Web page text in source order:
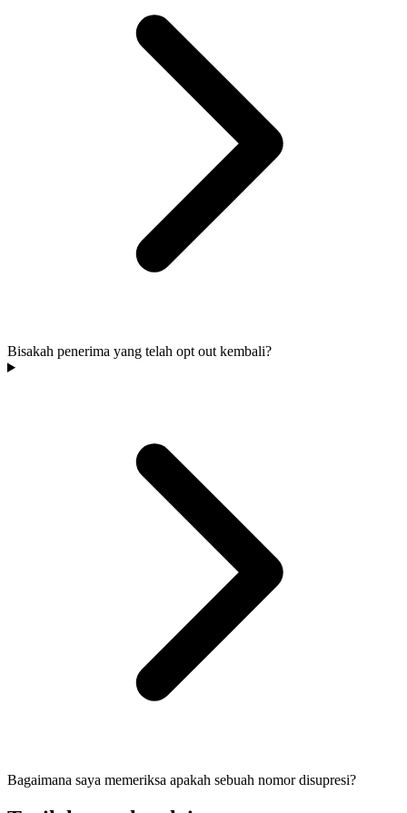
Bisakah penerima yang telah opt out kembali?
Bagaimana saya memeriksa apakah sebuah nomor disupresi?